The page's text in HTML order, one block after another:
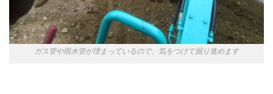
ガス管や雨水管が埋まっているので、気をつけて掘り進めます